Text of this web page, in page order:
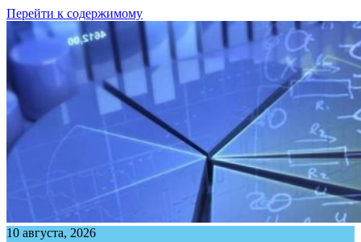
Перейти к содержимому
10 августа, 2026